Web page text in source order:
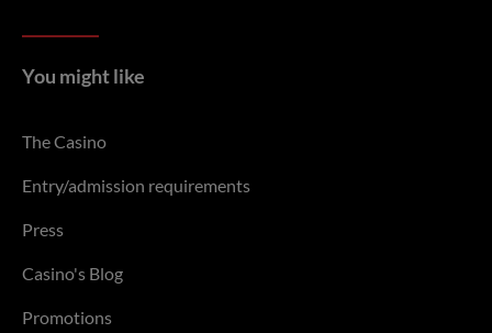
You might like
The Casino
Entry/admission requirements
Press
Casino's Blog
Promotions